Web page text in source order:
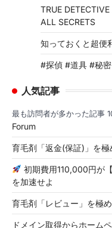
TRUE
ALL SECRETS
知っておくと超便
#探偵 #道具 #秘
人気記事
最も訪問者が多かった記事
Forum
育毛剤「返金(保証)」を極
初期費用110,000円が
を加速せよ
育毛剤「レビュー」を極め
ドメイン取得からホーム